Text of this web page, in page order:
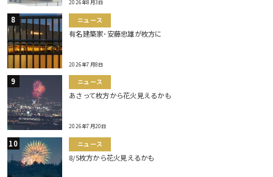
2026年8月3日
ニュース
有名建築家･安藤忠雄が枚方に
2026年7月8日
ニュース
あさって枚方から花火見えるかも
2026年7月20日
ニュース
8/5枚方から花火見えるかも